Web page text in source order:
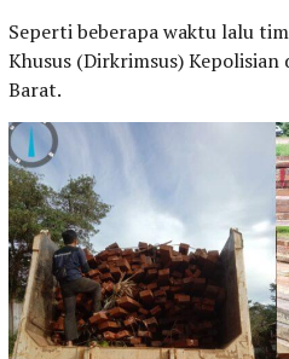
Seperti beberapa waktu lalu
Khusus (Dirkrimsus)
Barat.